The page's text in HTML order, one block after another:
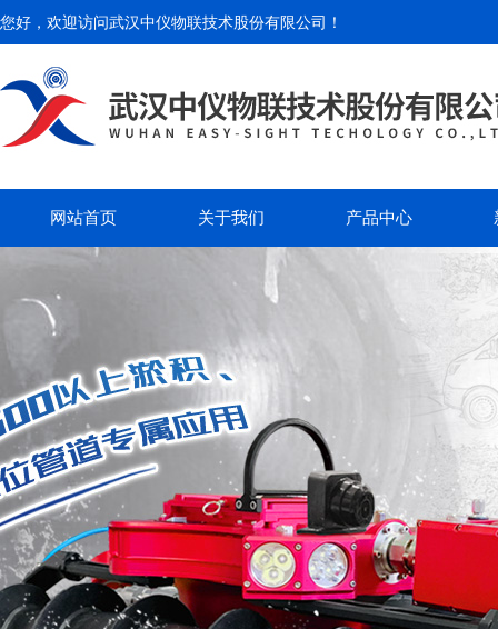
您好，欢迎访问武汉中仪物联技术股份有限公司 ！
网站首页 关于我们 产品中心